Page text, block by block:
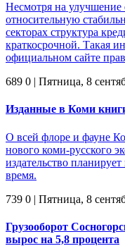
Несмотря на улучшение
относительную
секторах структура
краткосрочной. Такая
официальном сайте
689 0 | Пятница, 8
Изданные в Коми
О всей флоре и фауне
нового коми-русского
издательство
время.
739 0 | Пятница, 8
Грузооборот
вырос на 5,8 процента